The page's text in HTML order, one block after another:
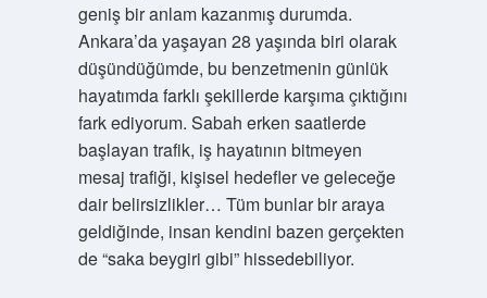
geniş bir anlam kazanmış durumda.
Ankara’da yaşayan 28 yaşında biri olarak
düşündüğümde, bu benzetmenin günlük
hayatımda farklı şekillerde karşıma çıktığını
fark ediyorum. Sabah erken saatlerde
başlayan trafik, iş hayatının bitmeyen
mesaj trafiği, kişisel hedefler ve geleceğe
dair belirsizlikler… Tüm bunlar bir araya
geldiğinde, insan kendini bazen gerçekten
de “saka beygiri gibi” hissedebiliyor.